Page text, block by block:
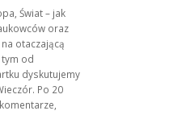
Świat – jak
oraz
otaczającą
tym od
dyskutujemy
Po 20